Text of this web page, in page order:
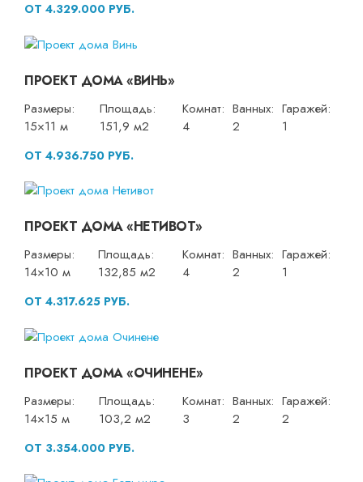
ОТ 4.329.000 РУБ.
ПРОЕКТ ДОМА «ВИНЬ»
Размеры:
15×11 м
Площадь:
151,9 м2
Комнат:
4
Ванных:
2
Гаражей:
1
ОТ 4.936.750 РУБ.
ПРОЕКТ ДОМА «НЕТИВОТ»
Размеры:
14×10 м
Площадь:
132,85 м2
Комнат:
4
Ванных:
2
Гаражей:
1
ОТ 4.317.625 РУБ.
ПРОЕКТ ДОМА «ОЧИНЕНЕ»
Размеры:
14×15 м
Площадь:
103,2 м2
Комнат:
3
Ванных:
2
Гаражей:
2
ОТ 3.354.000 РУБ.